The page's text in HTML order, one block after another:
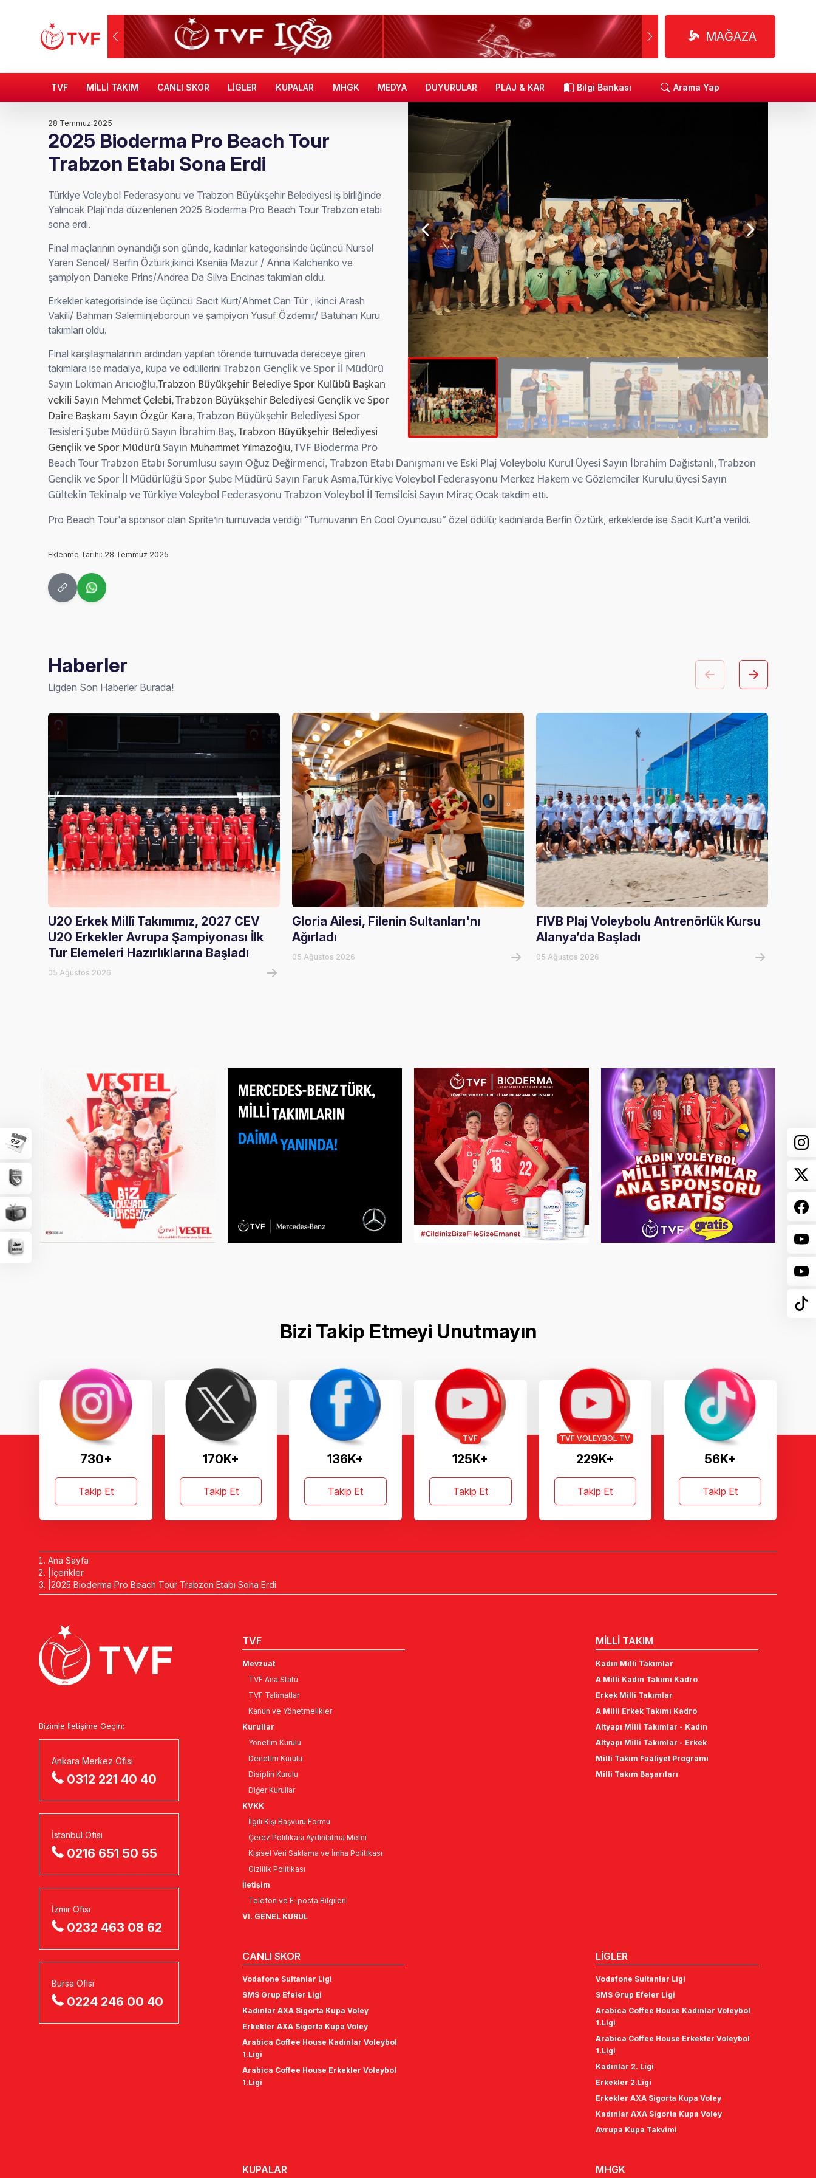
MAĞAZA
TVF MİLLİ TAKIM CANLI SKOR LİGLER KUPALAR MHGK MEDYA DUYURULAR PLAJ & KAR Bilgi Bankası Arama Yap
28 Temmuz 2025
2025 Bioderma Pro Beach Tour
Trabzon Etabı Sona Erdi
Türkiye Voleybol Federasyonu ve Trabzon Büyükşehir Belediyesi iş birliğinde
Yalıncak Plajı'nda düzenlenen 2025 Bioderma Pro Beach Tour Trabzon etabı
sona erdi.
Final maçlarının oynandığı son günde, kadınlar kategorisinde üçüncü Nursel
Yaren Sencel/ Berfin Öztürk,ikinci Kseniia Mazur / Anna Kalchenko ve
şampiyon Danıeke Prins/Andrea Da Silva Encinas takımları oldu.
Erkekler kategorisinde ise üçüncü Sacit Kurt/Ahmet Can Tür , ikinci Arash
Vakili/ Bahman Salemiinjeboroun ve şampiyon Yusuf Özdemir/ Batuhan Kuru
takımları oldu.
Final karşılaşmalarının ardından yapılan törende turnuvada dereceye giren
takımlara ise madalya, kupa ve ödülleriniTrabzon Gençlik ve Spor İl Müdürü
Sayın Lokman Arıcıoğlu,Trabzon Büyükşehir Belediye Spor Kulübü Başkan
vekili Sayın Mehmet Çelebi,Trabzon Büyükşehir Belediyesi Gençlik ve Spor
Daire Başkanı Sayın Özgür Kara,Trabzon Büyükşehir Belediyesi Spor
Tesisleri Şube Müdürü Sayın İbrahim Baş,Trabzon Büyükşehir Belediyesi
Gençlik ve Spor MüdürüSayın Muhammet Yılmazoğlu,TVF Bioderma Pro
Beach Tour Trabzon Etabı Sorumlusu sayın Oğuz Değirmenci, Trabzon Etabı Danışmanı ve Eski Plaj Voleybolu Kurul Üyesi Sayın İbrahim Dağıstanlı,Trabzon
Gençlik ve Spor İl Müdürlüğü Spor Şube Müdürü Sayın Faruk Asma,Türkiye Voleybol Federasyonu Merkez Hakem ve Gözlemciler Kurulu üyesi Sayın
Gültekin Tekinalp ve Türkiye Voleybol Federasyonu Trabzon Voleybol İl Temsilcisi Sayın Miraç Ocak takdim etti.
Pro Beach Tour'a sponsor olan Sprite’ın turnuvada verdiği “Turnuvanın En Cool Oyuncusu” özel ödülü; kadınlarda Berfin Öztürk, erkeklerde ise Sacit Kurt'a verildi.
Eklenme Tarihi: 28 Temmuz 2025
Haberler
Ligden Son Haberler Burada!
U20 Erkek Millî Takımımız, 2027 CEV
U20 Erkekler Avrupa Şampiyonası İlk
Tur Elemeleri Hazırlıklarına Başladı
05 Ağustos 2026
Gloria Ailesi, Filenin Sultanları'nı
Ağırladı
05 Ağustos 2026
FIVB Plaj Voleybolu Antrenörlük Kursu
Alanya’da Başladı
05 Ağustos 2026
Bizi Takip Etmeyi Unutmayın
730+
Takip Et
170K+
Takip Et
136K+
Takip Et
125K+
TVF
Takip Et
229K+
TVF VOLEYBOL TV
Takip Et
56K+
Takip Et
Ana Sayfa
İçerikler
2025 Bioderma Pro Beach Tour Trabzon Etabı Sona Erdi
Bizimle İletişime Geçin:
Ankara Merkez Ofisi
0312 221 40 40
İstanbul Ofisi
0216 651 50 55
İzmir Ofisi
0232 463 08 62
Bursa Ofisi
0224 246 00 40
TVF
Mevzuat
TVF Ana Statü
TVF Talimatlar
Kanun ve Yönetmelikler
Kurullar
Yönetim Kurulu
Denetim Kurulu
Disiplin Kurulu
Diğer Kurullar
KVKK
İlgili Kişi Başvuru Formu
Çerez Politikası Aydınlatma Metni
Kişisel Veri Saklama ve İmha Politikası
Gizlilik Politikası
İletişim
Telefon ve E-posta Bilgileri
VI. GENEL KURUL
MİLLİ TAKIM
Kadın Milli Takımlar
A Milli Kadın Takımı Kadro
Erkek Milli Takımlar
A Milli Erkek Takımı Kadro
Altyapı Milli Takımlar - Kadın
Altyapı Milli Takımlar - Erkek
Milli Takım Faaliyet Programı
Milli Takım Başarıları
CANLI SKOR
Vodafone Sultanlar Ligi
SMS Grup Efeler Ligi
Kadınlar AXA Sigorta Kupa Voley
Erkekler AXA Sigorta Kupa Voley
Arabica Coffee House Kadınlar Voleybol
1.Ligi
Arabica Coffee House Erkekler Voleybol
1.Ligi
LİGLER
Vodafone Sultanlar Ligi
SMS Grup Efeler Ligi
Arabica Coffee House Kadınlar Voleybol
1.Ligi
Arabica Coffee House Erkekler Voleybol
1.Ligi
Kadınlar 2. Ligi
Erkekler 2.Ligi
Erkekler AXA Sigorta Kupa Voley
Kadınlar AXA Sigorta Kupa Voley
Avrupa Kupa Takvimi
KUPALAR MHGK